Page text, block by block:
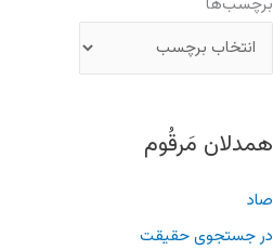
همدلان مَرقُوم
صاد
در جستجوی حقیقت